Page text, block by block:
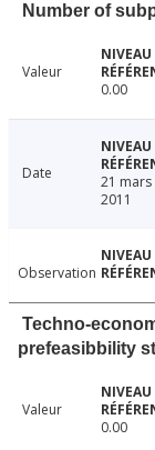
Number of
Valeur
0.00
Date
21 mars
2011
Observation
Techno-
prefeasibbility
Valeur
0.00